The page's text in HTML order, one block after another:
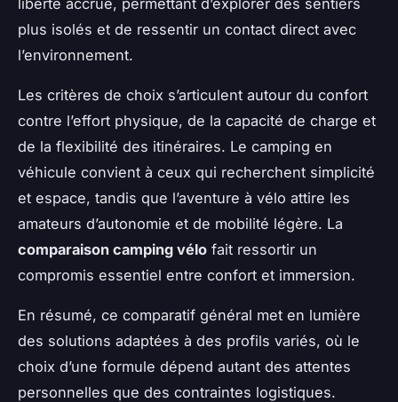
plus isolés et de ressentir un contact direct avec
l’environnement.
Les critères de choix s’articulent autour du confort
contre l’effort physique, de la capacité de charge et
de la flexibilité des itinéraires. Le camping en
véhicule convient à ceux qui recherchent simplicité
et espace, tandis que l’aventure à vélo attire les
amateurs d’autonomie et de mobilité légère. La
comparaison camping vélo fait ressortir un
compromis essentiel entre confort et immersion.
En résumé, ce comparatif général met en lumière
des solutions adaptées à des profils variés, où le
choix d’une formule dépend autant des attentes
personnelles que des contraintes logistiques.